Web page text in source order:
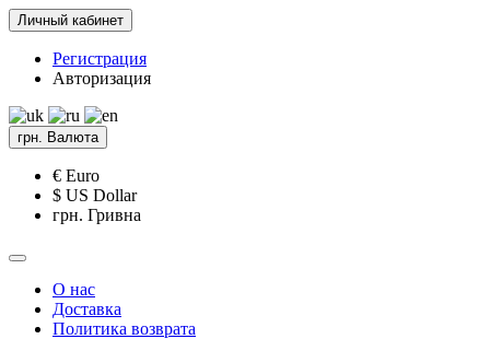
Личный кабинет
Регистрация
Авторизация
грн. Валюта
€ Euro
$ US Dollar
грн. Гривна
О нас
Доставка
Политика возврата